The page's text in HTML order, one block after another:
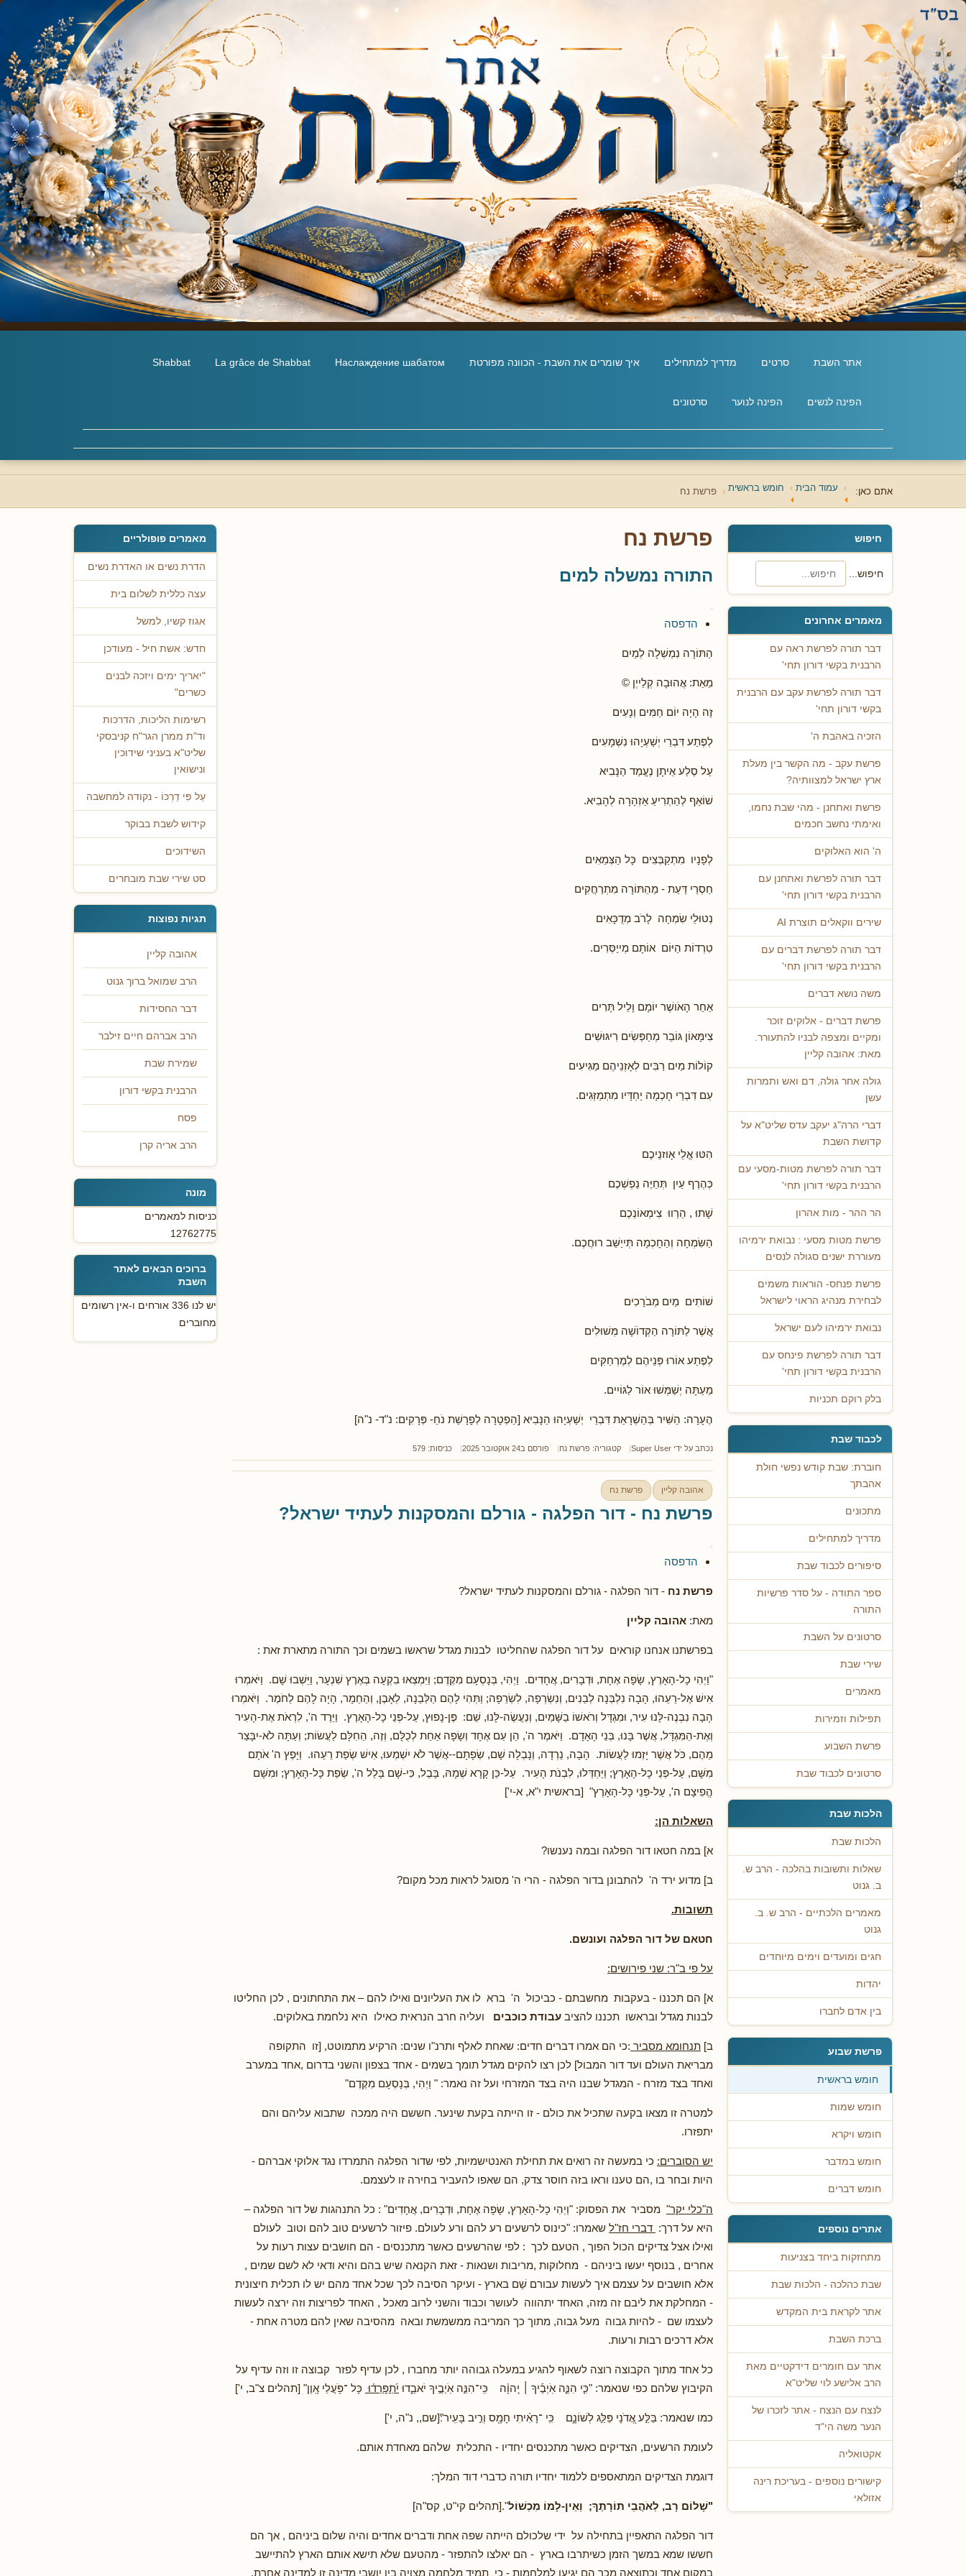
אתר השבת סרטים מדריך למתחילים איך שומרים את השבת - הכוונה מפורטת Наслаждение шабатом
La grâce de Shabbat
Shabbat
הפינה לנשים הפינה לנוער סרטונים
אתם כאן: עמוד הבית חומש בראשית פרשת נח
חיפוש
חיפוש...
מאמרים אחרונים
דבר תורה לפרשת ראה עם
הרבנית בקשי דורון תחי'
דבר תורה לפרשת עקב עם הרבנית
בקשי דורון תחי'
הזכיה באהבת ה'
פרשת עקב - מה הקשר בין מעלת
ארץ ישראל למצוותיה?
פרשת ואתחנן - מהי שבת נחמו,
ואימתי נחשב חכמים
ה' הוא האלוקים
דבר תורה לפרשת ואתחנן עם
הרבנית בקשי דורון תחי'
שירים ווקאלים תוצרת AI
דבר תורה לפרשת דברים עם
הרבנית בקשי דורון תחי'
משה נושא דברים
פרשת דברים - אלוקים זוכר
ומקיים ומצפה לבניו להתעורר.
מאת: אהובה קליין
גולה אחר גולה, דם ואש ותמרות
עשן
דברי הרה"ג יעקב עדס שליט"א על
קדושת השבת
דבר תורה לפרשת מטות-מסעי עם
הרבנית בקשי דורון תחי'
הר ההר - מות אהרון
פרשת מטות מסעי : נבואת ירמיהו
מעוררת ישנים סגולה לנסים
פרשת פנחס- הוראות משמים
לבחירת מנהיג הראוי לישראל
נבואת ירמיהו לעם ישראל
דבר תורה לפרשת פינחס עם
הרבנית בקשי דורון תחי'
בלק רוקם תכניות
לכבוד שבת
חוברת: שבת קודש נפשי חולת
אהבתך
מתכונים
מדריך למתחילים
סיפורים לכבוד שבת
ספר התודה - על סדר פרשיות
התורה
סרטונים על השבת
שירי שבת
מאמרים
תפילות וזמירות
פרשת השבוע
סרטונים לכבוד שבת
הלכות שבת
הלכות שבת
שאלות ותשובות בהלכה - הרב ש.
ב. גנוט
מאמרים הלכתיים - הרב ש. ב.
גנוט
חגים ומועדים וימים מיוחדים
יהדות
בין אדם לחברו
פרשת שבוע
חומש בראשית
חומש שמות
חומש ויקרא
חומש במדבר
חומש דברים
אתרים נוספים
מתחזקות ביחד בצניעות
שבת כהלכה - הלכות שבת
אתר לקראת בית המקדש
ברכת השבת
אתר עם חומרים דידקטיים מאת
הרב אלישע לוי שליט"א
לנצח עם הנצח - אתר לזכרו של
הנער משה הי"ד
אקטואליה
קישורים נוספים - בעריכת רינה
אזולאי
פרשת נח
התורה נמשלה למים
הדפסה
הַתּוֹרָה נִמְשְׁלָה לְמַיִם
מֵאֵת: אֲהוּבָה קְלַייְן ©
זֶה הָיָה יוֹם חַמִּים וְנָעִים
לְפֶתַע דִּבְרֵי יְשַׁעְיָהוּ נִשְׁמָעִים
עַל סֶלַע אֵיתָן נֶעֱמַד הַנָּבִיא
שׁוֹאֵף לְהַתְרִיעַ אַזְהָרָה לְהָבִיא.
לְפָנָיו מִתְקַבְּצִים כָּל הַצְּמֵאִים
חַסְרֵי דַּעַת - מֵהַתּוֹרָה מִתְרַחֲקִים
נְטוּלֵי שִׂמְחָה לָרֹב מְדֻכָּאִים
טִרְדוֹת הַיּוֹם אוֹתָם מְייַסְּרִים.
אַחַר הָאֹושֶׁר יוֹמָם וָלֵיל תָּרִים
צִימָּאוֹן גּוֹבֵר מְחַפְּשִׂים רִיגּוּשִׁים
קוֹלוֹת מַיִם רַבִּים לְאָזְנֵיהֶם מַגִּיעִים
עִם דִּבְרֵי חָכְמָה יַחְדָּיו מִתְמַזְּגִים.
הִטּוּ אֱלֵי אָוזנֵיכֶם
כְּהֶרֶף עַיִן תְּחַיֶּה נַפְשְׁכֶם
שָׁתוּ , הַרְווּ צִימְאוֹנְכֶם
הַשִּׂמְחָה וְהַחָכְמָה תְּייַשֵּׁב רוּחֲכֶם.
שׁוֹתִים מַיִם מְבֹרָכִים
אֲשֶׁר לַתּוֹרָה הַקְּדוֹשָׁה מְּשׁוּלִים
לְפֶתַע אוֹרוּ פְּנֵיהֶם לְמֶרְחַקִּים
מֵעַתָּה יְשַׁמְּשׁוּ אוֹר לַגּוֹיִים.
הֶעָרָה: הַשִּׁיר בְּהַשְׁרָאַת דִּבְרֵי יְשַׁעְיָהוּ הַנָּבִיא [הַפְטָרָה לְפָרָשַׁת נֹחַ- פְּרָקִים: נ"ד- נ"ה]
נכתב על ידי Super User קטגוריה: פרשת נח פורסם ב24 אוקטובר 2025 כניסות: 579
אהובה קליין פרשת נח
פרשת נח - דור הפלגה - גורלם והמסקנות לעתיד ישראל?
הדפסה
פרשת נח - דור הפלגה - גורלם והמסקנות לעתיד ישראל?
מאת: אהובה קליין
בפרשתנו אנחנו קוראים על דור הפלגה שהחליטו לבנות מגדל שראשו בשמים וכך התורה מתארת זאת :
"וַיְהִי כָל-הָאָרֶץ, שָׂפָה אֶחָת, וּדְבָרִים, אֲחָדִים. וַיְהִי, בְּנָסְעָם מִקֶּדֶם; וַיִּמְצְאוּ בִקְעָה בְּאֶרֶץ שִׁנְעָר, וַיֵּשְׁבוּ שָׁם. וַיֹּאמְרוּ
אִישׁ אֶל-רֵעֵהוּ, הָבָה נִלְבְּנָה לְבֵנִים, וְנִשְׂרְפָה, לִשְׂרֵפָה; וַתְּהִי לָהֶם הַלְּבֵנָה, לְאָבֶן, וְהַחֵמָר, הָיָה לָהֶם לַחֹמֶר. וַיֹּאמְרוּ
הָבָה נִבְנֶה-לָּנוּ עִיר, וּמִגְדָּל וְרֹאשׁוֹ בַשָּׁמַיִם, וְנַעֲשֶׂה-לָּנוּ, שֵׁם: פֶּן-נָפוּץ, עַל-פְּנֵי כָל-הָאָרֶץ. וַיֵּרֶד ה', לִרְאֹת אֶת-הָעִיר
וְאֶת-הַמִּגְדָּל, אֲשֶׁר בָּנוּ, בְּנֵי הָאָדָם. וַיֹּאמֶר ה', הֵן עַם אֶחָד וְשָׂפָה אַחַת לְכֻלָּם, וְזֶה, הַחִלָּם לַעֲשׂוֹת; וְעַתָּה לֹא-יִבָּצֵר
מֵהֶם, כֹּל אֲשֶׁר יָזְמוּ לַעֲשׂוֹת. הָבָה, נֵרְדָה, וְנָבְלָה שָׁם, שְׂפָתָם--אֲשֶׁר לֹא יִשְׁמְעוּ, אִישׁ שְׂפַת רֵעֵהוּ. וַיָּפֶץ ה' אֹתָם
מִשָּׁם, עַל-פְּנֵי כָל-הָאָרֶץ; וַיַּחְדְּלוּ, לִבְנֹת הָעִיר. עַל-כֵּן קָרָא שְׁמָהּ, בָּבֶל, כִּי-שָׁם בָּלַל ה', שְׂפַת כָּל-הָאָרֶץ; וּמִשָּׁם
הֱפִיצָם ה', עַל-פְּנֵי כָּל-הָאָרֶץ" [בראשית י"א, א-י']
השאלות הן:
א] במה חטאו דור הפלגה ובמה נענשו?
ב] מדוע ירד ה' להתבונן בדור הפלגה - הרי ה' מסוגל לראות מכל מקום?
תשובות.
חטאם של דור הפלגה ועונשם.
על פי ב"ר: שני פירושים:
א] הם תכננו - בעקבות מחשבתם - כביכול ה' ברא לו את העליונים ואילו להם – את התחתונים , לכן החליטו
לבנות מגדל ובראשו תכננו להציב עבודת כוכבים ועליה חרב הנראית כאילו היא נלחמת באלוקים.
ב] תנחומא מסביר :כי הם אמרו דברים חדים: שאחת לאלף ותרנ"ו שנים: הרקיע מתמוטט, [זו התקופה
מבריאת העולם ועד דור המבול] לכן רצו להקים מגדל תומך בשמים - אחד בצפון והשני בדרום ,אחד במערב
ואחד בצד מזרח - המגדל שבנו היה בצד המזרחי ועל זה נאמר: " וַיְהִי, בְּנָסְעָם מִקֶּדֶם"
למטרה זו מצאו בקעה שתכיל את כולם - זו הייתה בקעת שינער. חששם היה ממכה שתבוא עליהם והם
יתפזרו.
יש הסוברים: כי במעשה זה רואים את תחילת האנטישמיות, לפי שדור הפלגה התמרדו נגד אלוקי אברהם -
היות ובחר בו ,הם טענו וראו בזה חוסר צדק, הם שאפו להעביר בחירה זו לעצמם.
ה"כלי יקר" מסביר את הפסוק: "וַיְהִי כָל-הָאָרֶץ, שָׂפָה אֶחָת, וּדְבָרִים, אֲחָדִים" : כל התנהגות של דור הפלגה –
היא על דרך: דברי חז"ל שאמרו: "כינוס לרשעים רע להם ורע לעולם. פיזור לרשעים טוב להם וטוב לעולם
ואילו אצל צדיקים הכול הפוך , הטעם לכך : לפי שהרשעים כאשר מתכנסים - הם חושבים עצות רעות על
אחרים , בנוסף יעשו ביניהם - מחלוקות ,מריבות ושנאות - זאת הקנאה שיש בהם והיא ודאי לא לשם שמים ,
אלא חושבים על עצמם איך לעשות עבורם שֵׁם בארץ - ועיקר הסיבה לכך שכל אחד מהם יש לו תכלית חיצונית
- המחלקת את ליבם זה מזה, האחד יתהווה לעושר וכבוד והשני לרוב מאכל , האחד לפריצות וזה ירצה לעשות
לעצמו שם - להיות גבוה מעל גבוה, מתוך כך המריבה ממשמשת ובאה מהסיבה שאין להם מטרה אחת -
אלא דרכים רבות ורעות.
כל אחד מתוך הקבוצה רוצה לשאוף להגיע במעלה גבוהה יותר מחברו , לכן עדיף לפזר קבוצה זו וזה עדיף על
הקיבוץ שלהם כפי שנאמר: "כִּ֤י הִנֵּ֪ה אֹֽיְבֶ֡יךָ ׀ יְֽהוָ֗ה כִּֽי־הִנֵּ֣ה אֹֽיְבֶ֣יךָ יֹאבֵ֑דוּ יִ֝תְפָּֽרְד֗וּ כָּל ־פֹּ֥עֲלֵי אָֽוֶן" [תהלים צ"ב, י']
כמו שנאמר: בַּלַּ֣ע אֲ֭דֹנָי פַּלַּ֣ג לְשׁוֹנָ֑ם כִּֽי ־רָאִ֨יתִי חָמָ֖ס וְרִ֣יב בָּעִֽיר"׃[שם,, נ"ה, י']
לעומת הרשעים, הצדיקים כאשר מתכנסים יחדיו - התכלית שלהם מאחדת אותם.
דוגמת הצדיקים המתאספים ללמוד יחדיו תורה כדברי דוד המלך:
"שָׁלוֹם רָב, לְאֹהֲבֵי תוֹרָתֶךָ; וְאֵין-לָמוֹ מִכְשׁוֹל".[תהלים קי"ט, קס"ה]
דור הפלגה התאפיין בתחילה על ידי שלכולם הייתה שפה אחת ודברים אחדים והיה שלום ביניהם , אך הם
חששו שמא במשך הזמן כשיתרבו בארץ - הם יאלצו להתפזר - מהטעם שלא תישא אותם הארץ להתיישב
במקום אחד וכתוצאה מכך הם יגיעו למלחמות - כי תמיד מלחמה מצויה בין יושבי מדינה זו למדינה אחרת.
מאמרים פופולריים
הדרת נשים או האדרת נשים
עצה כללית לשלום בית
אגוז קשיו, למשל
חדש: אשת חיל - מעודכן
"יאריך ימים ויזכה לבנים
כשרים"
רשימות הליכות, הדרכות
וד"ת ממרן הגר"ח קניבסקי
שליט"א בעניני שידוכין
ונישואין
עַל פִּי דַרְכּוֹ - נקודה למחשבה
קידוש לשבת בבוקר
השידוכים
סט שירי שבת מובחרים
תגיות נפוצות
אהובה קליין
הרב שמואל ברוך גנוט
דבר החסידות
הרב אברהם חיים זילבר
שמירת שבת
הרבנית בקשי דורון
פסח
הרב אריה קרן
מונה
כניסות למאמרים
12762775
ברוכים הבאים לאתר
השבת
יש לנו 336 אורחים ו-אין רשומים
מחוברים